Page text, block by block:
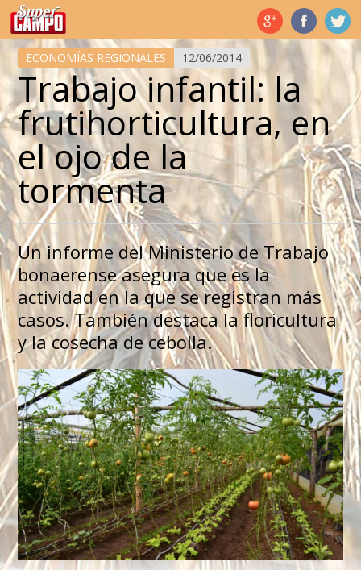
Temas de hoy
ECONOMÍAS REGIONALES 12/06/2014
Trabajo infantil: la
frutihorticultura, en
el ojo de la
tormenta
Un informe del Ministerio de Trabajo
bonaerense asegura que es la
actividad en la que se registran más
casos. También destaca la floricultura
y la cosecha de cebolla.